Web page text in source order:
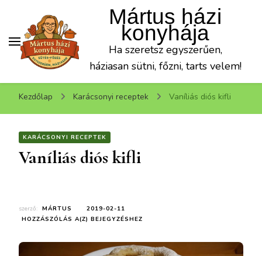
Mártus házi
konyhája
Ha szeretsz egyszerűen,
háziasan sütni, főzni, tarts velem!
Kezdőlap Karácsonyi receptek Vaníliás diós kifli
KARÁCSONYI RECEPTEK
Vaníliás diós kifli
szerző: MÁRTUS
2019-02-11
HOZZÁSZÓLÁS A(Z) VANÍLIÁS
BEJEGYZÉSHEZ